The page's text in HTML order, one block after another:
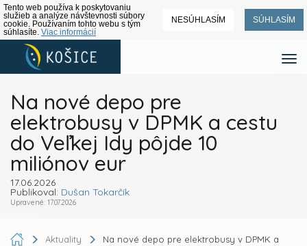
Tento web používa k poskytovaniu
služieb a analýze návštevnosti súbory
cookie. Používaním tohto webu s tým
súhlasíte. Viac informácií
NESÚHLASÍM SÚHLASÍM
Na nové depo pre
elektrobusy v DPMK a cestu
do Veľkej Idy pôjde 10
miliónov eur
17.06.2026
Publikoval: Dušan Tokarčík
Upravené: 17.07.2026
Aktuality
Na nové depo pre elektrobusy v DPMK a